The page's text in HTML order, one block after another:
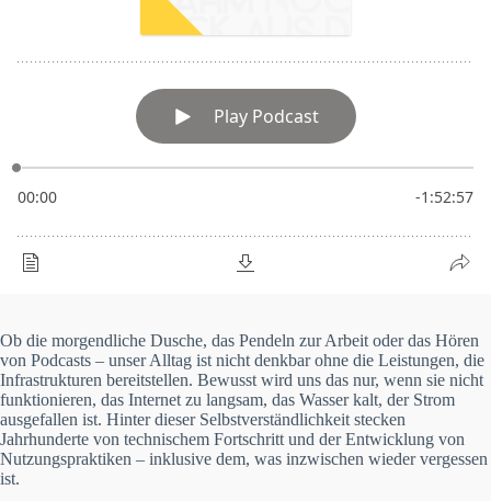
Ob die morgendliche Dusche, das Pendeln zur Arbeit oder das Hören
von Podcasts – unser Alltag ist nicht denkbar ohne die Leistungen, die
Infrastrukturen bereitstellen. Bewusst wird uns das nur, wenn sie nicht
funktionieren, das Internet zu langsam, das Wasser kalt, der Strom
ausgefallen ist. Hinter dieser Selbstverständlichkeit stecken
Jahrhunderte von technischem Fortschritt und der Entwicklung von
Nutzungspraktiken – inklusive dem, was inzwischen wieder vergessen
ist.